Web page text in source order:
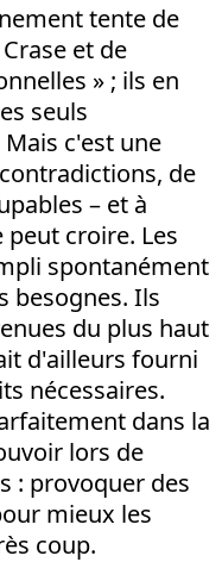
tente de
et de
» ; ils en
seuls
c'est une
de
– et à
croire. Les
spontanément
besognes. Ils
du plus haut
d'ailleurs fourni
nécessaires.
dans la
lors de
: provoquer des
mieux les
coup.